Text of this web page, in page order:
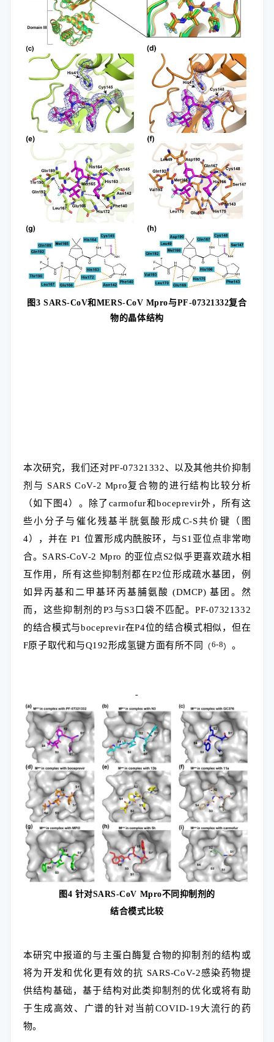
图 3 SARS-CoV和 MERS-CoV Mpro与PF-07321332复合
物的晶体结构
本次研究，我们还对PF-07321332、以及其他共价抑制
剂与 SARS CoV-2 Mpro复合物的进行结构比较分析
（如下图4）。除了carmofur和boceprevir外，所有这
些小分子与催化残基半胱氨酸形成C-S共价键（图
4），并在 P1 位置形成内酰胺环，与S1亚位点非常吻
合。SARS-CoV-2 Mpro 的亚位点S2似乎更喜欢疏水相
互作用，所有这些抑制剂都在P2位形成疏水基团，例
如异丙基和二甲基环丙基脯氨酸 (DMCP) 基团。然
而，这些抑制剂的P3与S3口袋不匹配。PF-07321332
的结合模式与boceprevir在P4位的结合模式相似，但在
F原子取代和与Q192形成氢键方面有所不同
（6-8） 。
-
图4 针对SARS-CoV Mpro不同抑制剂的
结合模式比较
本研究中报道的与主蛋白酶复合物的抑制剂的结构或
将为开发和优化更有效的抗 SARS-CoV-2感染药物提
供结构基础，基于结构对此类抑制剂的优化或将有助
于生成高效、广谱的针对当前COVID-19大流行的药
物。